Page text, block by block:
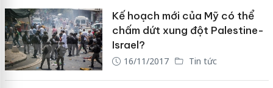
Kế hoạch mới của Mỹ có thể
chấm dứt xung đột Palestine-
Israel?
16/11/2017 Tin tức